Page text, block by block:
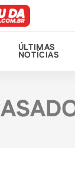
ÚLTIMAS
NOTÍCIAS